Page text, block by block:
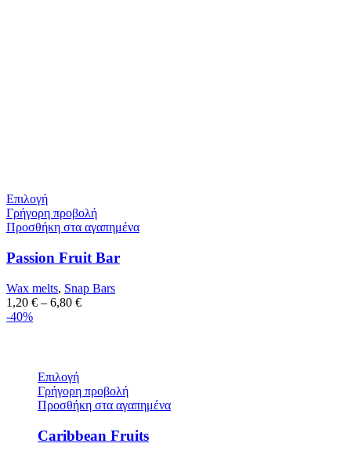
Επιλογή
Γρήγορη προβολή
Προσθήκη στα αγαπημένα
Caribbean Fruits
Επιλογή
Γρήγορη προβολή
Προσθήκη στα αγαπημένα
Passion Fruit Bar
Wax melts, Snap Bars
1,20 € – 6,80 €
-40%